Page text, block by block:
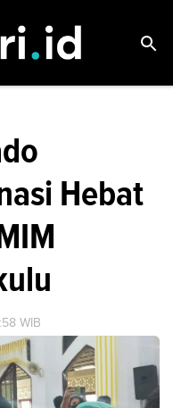
Hebat
WIB